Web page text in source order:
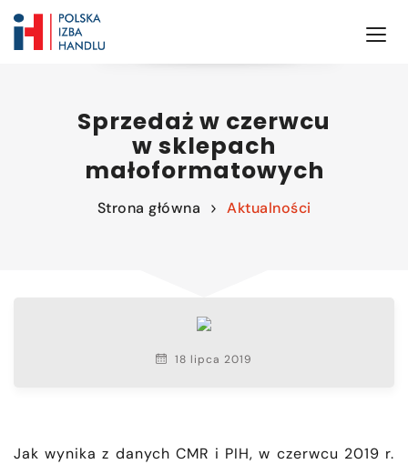
Sprzedaż w czerwcu
w sklepach
małoformatowych
Strona główna Aktualności
18 lipca 2019
Jak wynika z danych CMR i PIH, w czerwcu 2019 r.